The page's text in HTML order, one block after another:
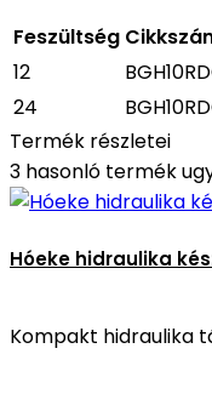
Feszültség
12
24
Termék részletei
3 hasonló termék
Hóeke hidraulika
Kompakt hidraulika